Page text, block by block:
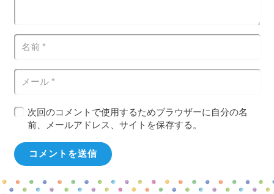
次回のコメントで使用するためブラウザーに自分の名
前、メールアドレス、サイトを保存する。
コメントを送信